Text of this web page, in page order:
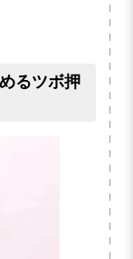
るツボ押